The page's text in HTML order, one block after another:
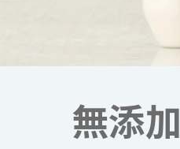
無添加